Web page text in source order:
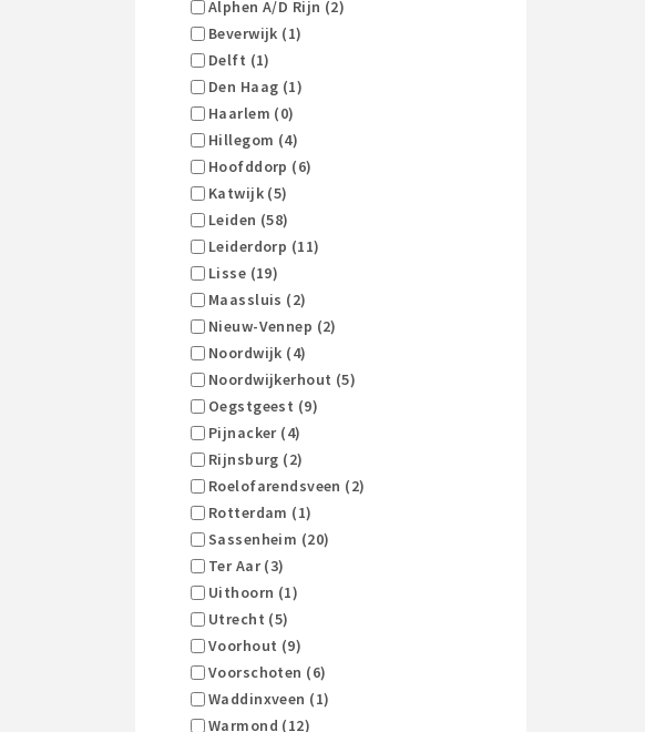
Alphen A/d Rijn (2)
Beverwijk (1)
Delft (1)
Den Haag (1)
Haarlem (0)
Hillegom (4)
Hoofddorp (6)
Katwijk (5)
Leiden (58)
Leiderdorp (11)
Lisse (19)
Maassluis (2)
Nieuw-Vennep (2)
Noordwijk (4)
Noordwijkerhout (5)
Oegstgeest (9)
Pijnacker (4)
Rijnsburg (2)
Roelofarendsveen (2)
Rotterdam (1)
Sassenheim (20)
Ter Aar (3)
Uithoorn (1)
Utrecht (5)
Voorhout (9)
Voorschoten (6)
Waddinxveen (1)
Warmond (12)